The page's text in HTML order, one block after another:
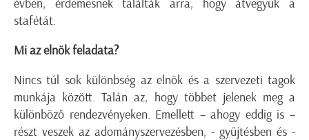
évben, érdemesnek találták arra, hogy átvegyük a
stafétát.
Mi az elnök feladata?
Nincs túl sok különbség az elnök és a szervezeti tagok
munkája között. Talán az, hogy többet jelenek meg a
különböző rendezvényeken. Emellett – ahogy eddig is –
részt veszek az adományszervezésben, - gyűjtésben és -